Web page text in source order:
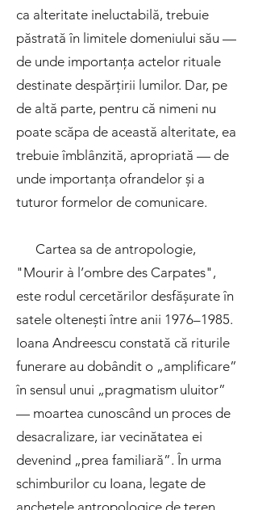
ca alteritate ineluctabilă, trebuie
păstrată în limitele domeniului său —
de unde importanța actelor rituale
destinate despărțirii lumilor. Dar, pe
de altă parte, pentru că nimeni nu
poate scăpa de această alteritate, ea
trebuie îmblânzită, apropriată — de
unde importanța ofrandelor și a
tuturor formelor de comunicare.
Cartea sa de antropologie,
"Mourir à l’ombre des Carpates",
este rodul cercetărilor desfășurate în
satele oltenești între anii 1976–1985.
Ioana Andreescu constată că riturile
funerare au dobândit o „amplificare”
în sensul unui „pragmatism uluitor”
— moartea cunoscând un proces de
desacralizare, iar vecinătatea ei
devenind „prea familiară”. În urma
schimburilor cu Ioana, legate de
anchetele antropologice de teren,